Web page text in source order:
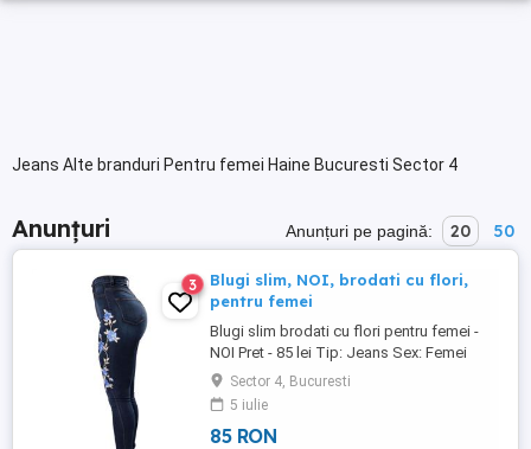
Jeans Alte branduri Pentru femei Haine Bucuresti Sector 4
Anunțuri Anunțuri pe pagină: 20 50
3
Blugi slim, NOI, brodati cu flori,
pentru femei
Blugi slim brodati cu flori pentru femei -
NOI Pret - 85 lei Tip: Jeans Sex: Femei
Material: Denim Marimea - M NU TRIMIT
IN TARA Predarea personala in Bucuresti
Sector 4, Bucuresti
5 iulie
85 RON